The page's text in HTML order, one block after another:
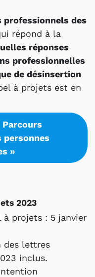
professionnels des
répond à la
réponses
professionnelles
de désinsertion
à projets est en
Parcours
personnes
s »
2023
à projets : 5 janvier
des lettres
inclus.